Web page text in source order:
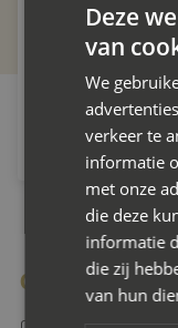
Contact met
Deze
van
We
verkeer te
informatie
met onze
die deze
informatie
die zij
van hun